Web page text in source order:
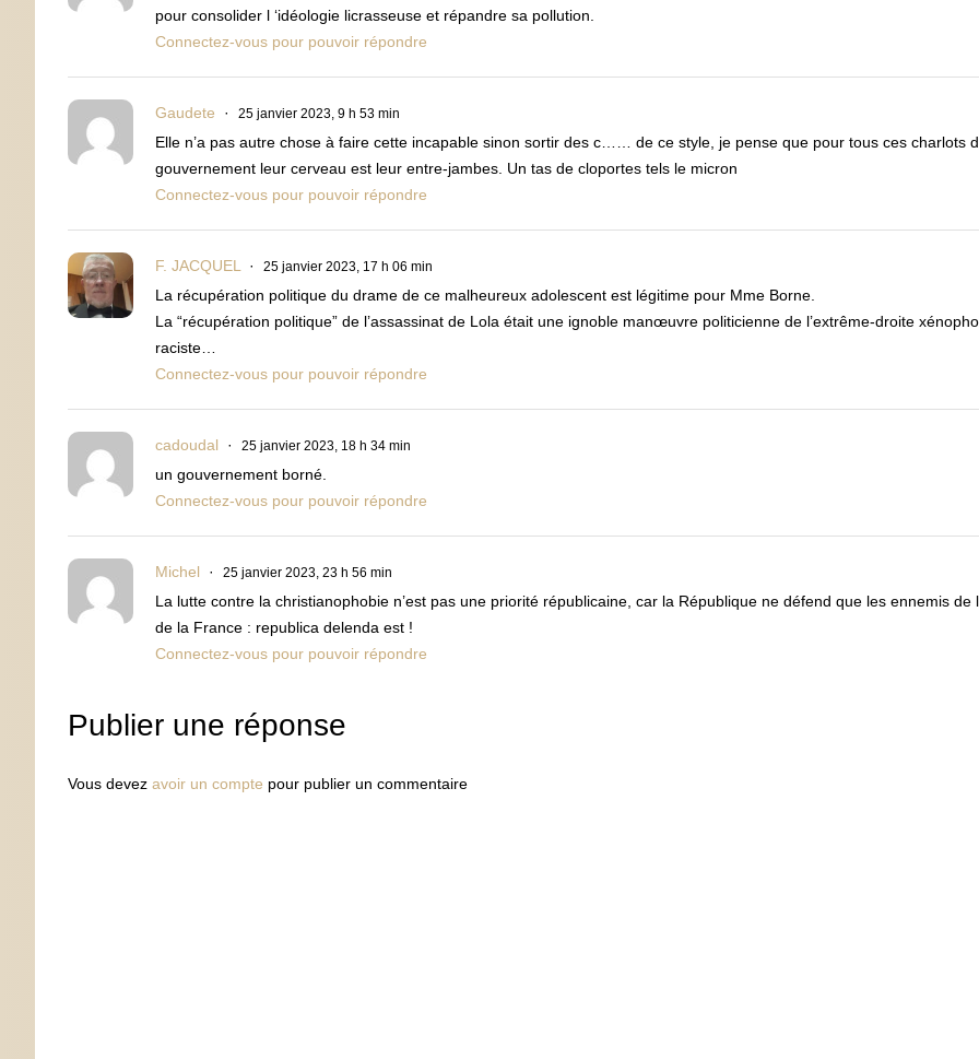
pour consolider l ‘idéologie licrasseuse et répandre sa pollution.
Connectez-vous pour pouvoir répondre
Gaudete 25 janvier 2023, 9 h 53 min
Elle n’a pas autre chose à faire cette incapable sinon sortir des c…… de ce style, je pense que pour tous ces charlots
gouvernement leur cerveau est leur entre-jambes. Un tas de cloportes tels le micron
Connectez-vous pour pouvoir répondre
F. JACQUEL 25 janvier 2023, 17 h 06 min
La récupération politique du drame de ce malheureux adolescent est légitime pour Mme Borne.
La “récupération politique” de l’assassinat de Lola était une ignoble manœuvre politicienne de l’extrême-droite
raciste…
Connectez-vous pour pouvoir répondre
cadoudal 25 janvier 2023, 18 h 34 min
un gouvernement borné.
Connectez-vous pour pouvoir répondre
Michel 25 janvier 2023, 23 h 56 min
La lutte contre la christianophobie n’est pas une priorité républicaine, car la République ne défend que les ennemis de
de la France : republica delenda est !
Connectez-vous pour pouvoir répondre
Publier une réponse
Vous devez avoir un compte pour publier un commentaire